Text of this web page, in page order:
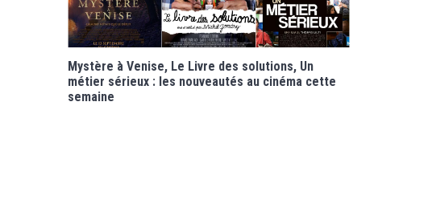
Mystère à Venise, Le Livre des solutions, Un
métier sérieux : les nouveautés au cinéma cette
semaine